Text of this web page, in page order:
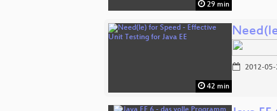
29 min
42 min
2012-05-